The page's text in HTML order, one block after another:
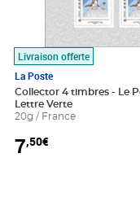
au panier
Livraison offerte
La Poste
Collector 4 timbres - Le
Lettre Verte
20g / France
7,50€